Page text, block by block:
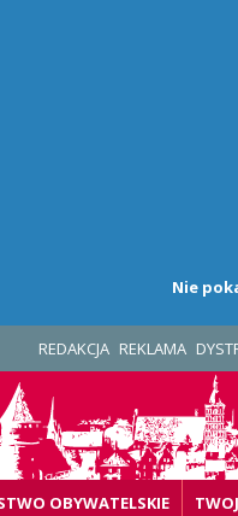
Nie
REDAKCJA REKLAMA
OBYWATELSKIE